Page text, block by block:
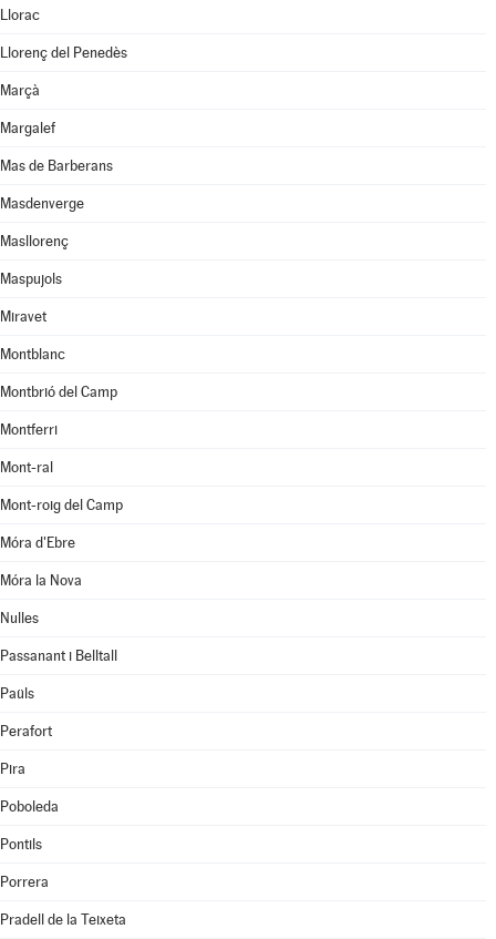
Llorac
Llorenç del Penedès
Marçà
Margalef
Mas de Barberans
Masdenverge
Masllorenç
Maspujols
Miravet
Montblanc
Montbrió del Camp
Montferri
Mont-ral
Mont-roig del Camp
Móra d'Ebre
Móra la Nova
Nulles
Passanant i Belltall
Paüls
Perafort
Pira
Poboleda
Pontils
Porrera
Pradell de la Teixeta